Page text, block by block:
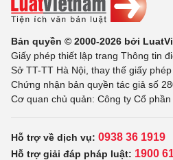
Bản quyền © 2000-2026 bởi
Giấy phép thiết lập trang Thông tin
Sở TT-TT Hà Nội, thay thế giấy
Chứng nhận bản quyền tác giả số
Cơ quan chủ quản: Công ty Cổ
Hỗ trợ về dịch vụ: 0938 36 1919
Hỗ trợ giải đáp pháp luật: 1900